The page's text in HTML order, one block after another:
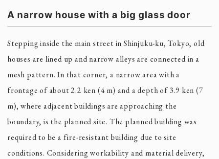
A narrow house with a big glass door
Stepping inside the main street in Shinjuku-ku, Tokyo, old
houses are lined up and narrow alleys are connected in a
mesh pattern. In that corner, a narrow area with a
frontage of about 2.2 ken (4 m) and a depth of 3.9 ken (7
m), where adjacent buildings are approaching the
boundary, is the planned site. The planned building was
required to be a fire-resistant building due to site
conditions. Considering workability and material delivery,